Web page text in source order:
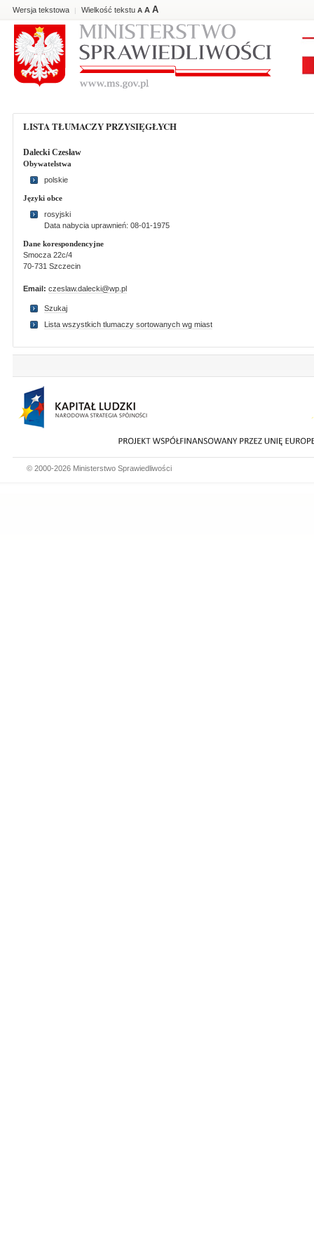
Wersja tekstowa | Wielkość tekstu A A A
LISTA TŁUMACZY PRZYSIĘGŁYCH
Dalecki Czesław
Obywatelstwa
polskie
Języki obce
rosyjski
Data nabycia uprawnień: 08-01-1975
Dane korespondencyjne
Smocza 22c/4
70-731 Szczecin
Email: czeslaw.dalecki@wp.pl
Szukaj
Lista wszystkich tlumaczy sortowanych wg miast
© 2000-2026 Ministerstwo Sprawiedliwości